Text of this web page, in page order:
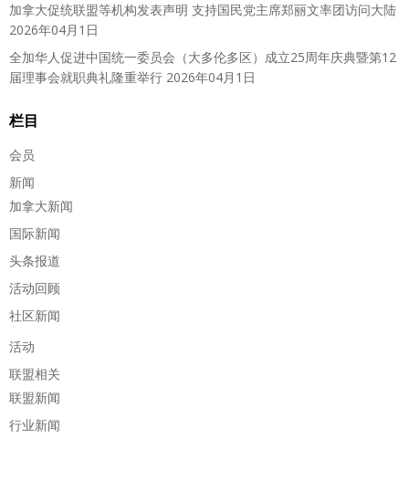
加拿大促统联盟等机构发表声明 支持国民党主席郑丽文率团访问大陆
2026年04月1日
全加华人促进中国统一委员会（大多伦多区）成立25周年庆典暨第12
届理事会就职典礼隆重举行 2026年04月1日
栏目
会员
新闻
加拿大新闻
国际新闻
头条报道
活动回顾
社区新闻
活动
联盟相关
联盟新闻
行业新闻